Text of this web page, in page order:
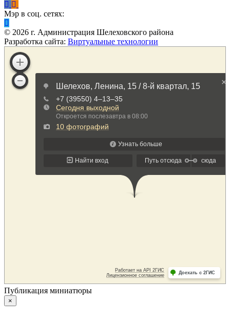
Мэр в соц. сетях:
© 2026 г. Администрация Шелеховского района
Разработка сайта: Виртуальные технологии
Публикация миниатюры
×